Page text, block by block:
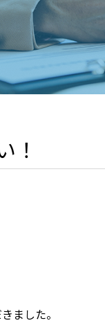
！
ました。